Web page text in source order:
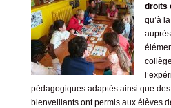
droits
qu’à
pédagogiques adaptés ainsi que
bienveillants ont permis aux élèves